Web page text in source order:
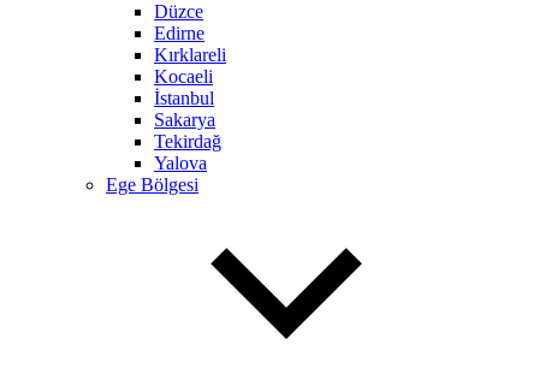
Düzce
Edirne
Kırklareli
Kocaeli
İstanbul
Sakarya
Tekirdağ
Yalova
Ege Bölgesi